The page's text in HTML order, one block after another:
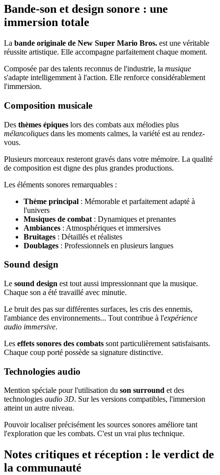
Bande-son et design sonore : une
immersion totale
La bande originale de New Super Mario Bros. est une véritable
réussite artistique. Elle accompagne parfaitement chaque moment.
Composée par des talents reconnus de l'industrie, la musique
s'adapte intelligemment à l'action. Elle renforce considérablement
l'immersion.
Composition musicale
Des thèmes épiques lors des combats aux mélodies plus
mélancoliques dans les moments calmes, la variété est au rendez-
vous.
Plusieurs morceaux resteront gravés dans votre mémoire. La qualité
de composition est digne des plus grandes productions.
Les éléments sonores remarquables :
Thème principal : Mémorable et parfaitement adapté à
l'univers
Musiques de combat : Dynamiques et prenantes
Ambiances : Atmosphériques et immersives
Bruitages : Détaillés et réalistes
Doublages : Professionnels en plusieurs langues
Sound design
Le sound design est tout aussi impressionnant que la musique.
Chaque son a été travaillé avec minutie.
Le bruit des pas sur différentes surfaces, les cris des ennemis,
l'ambiance des environnements... Tout contribue à l'expérience
audio immersive.
Les effets sonores des combats sont particulièrement satisfaisants.
Chaque coup porté possède sa signature distinctive.
Technologies audio
Mention spéciale pour l'utilisation du son surround et des
technologies audio 3D. Sur les versions compatibles, l'immersion
atteint un autre niveau.
Pouvoir localiser précisément les sources sonores améliore tant
l'exploration que les combats. C'est un vrai plus technique.
Notes critiques et réception : le verdict de
la communauté